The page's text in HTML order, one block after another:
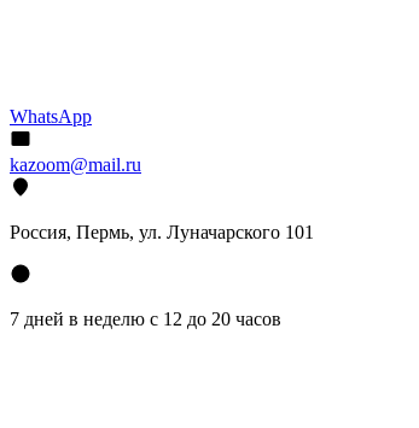
WhatsApp
kazoom@mail.ru
Россия, Пермь, ул. Луначарского 101
7 дней в неделю с 12 до 20 часов